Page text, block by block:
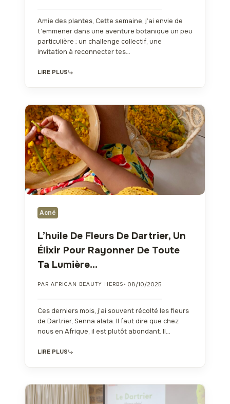
Amie des plantes, Cette semaine, j’ai envie de
t’emmener dans une aventure botanique un peu
particulière : un challenge collectif, une
invitation à reconnecter tes…
LIRE PLUS
Acné
L’huile De Fleurs De Dartrier, Un
Élixir Pour Rayonner De Toute
Ta Lumière…
PAR AFRICAN BEAUTY HERBS • 08/10/2025
Ces derniers mois, j’ai souvent récolté les fleurs
de Dartrier, Senna alata. Il faut dire que chez
nous en Afrique, il est plutôt abondant. Il…
LIRE PLUS